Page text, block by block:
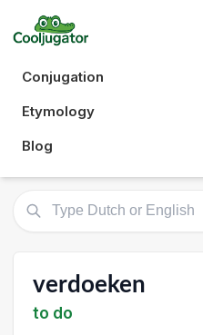
Conjugation
Etymology
Blog
verdoeken
to do